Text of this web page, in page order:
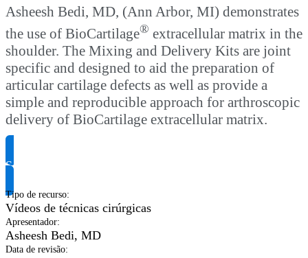
Asheesh Bedi, MD, (Ann Arbor, MI) demonstrates
the use of BioCartilage® extracellular matrix in the
shoulder. The Mixing and Delivery Kits are joint
specific and designed to aid the preparation of
articular cartilage defects as well as provide a
simple and reproducible approach for arthroscopic
delivery of BioCartilage extracellular matrix.
Solicite informação do produto
Tipo de recurso:
Vídeos de técnicas cirúrgicas
Apresentador:
Asheesh Bedi, MD
Data de revisão: